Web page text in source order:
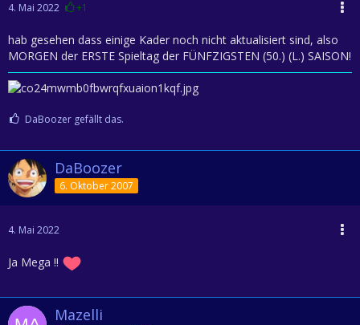
4. Mai 2022 +1
hab gesehen dass einige Kader noch nicht aktualisiert sind, also
MORGEN der ERSTE Spieltag der FÜNFZIGSTEN (50.) (L.) SAISON!
DaBoozer gefällt das.
DaBoozer
6. Oktober 2007
4. Mai 2022
Ja Mega !!
Mazelli